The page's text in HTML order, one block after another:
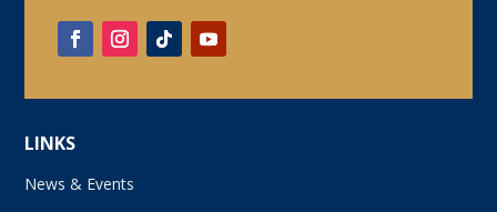
LINKS
News & Events